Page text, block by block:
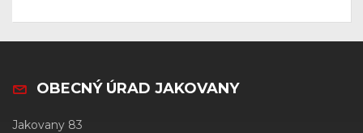
OBECNÝ ÚRAD JAKOVANY
Jakovany 83